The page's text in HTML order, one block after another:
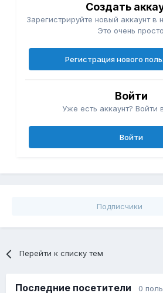
Создать
Зарегистрируйте новый аккаунт
Это очень
Регистрация нового
Войти
Уже есть аккаунт? Войти
Войти
Подписчики
Перейти к списку тем
Последние посетители 0